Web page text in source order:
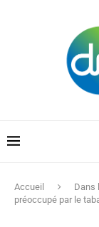
Accueil
Dans
préoccupé par le